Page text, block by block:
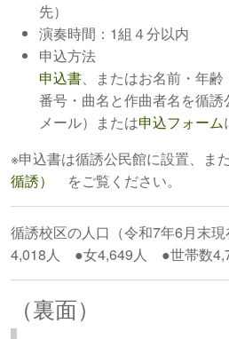
先）
演奏時間：1組４分以内
申込方法
申込書、またはお名前・年
番号・曲名と作曲者名を循誘
メール）または申込フォーム
※申込書は循誘公民館に設置、ま
循誘）
をご覧ください。
循誘校区の人口（令和7年6月末
4,018人 ●女4,649人 ●世帯数
（裏面）